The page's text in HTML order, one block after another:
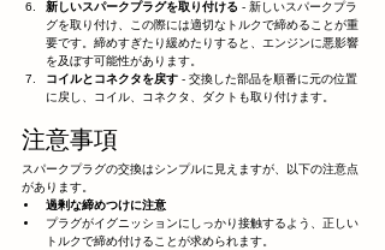
新しいスパークプラグを取り付ける - 新しいスパークプラ
グを取り付け、この際には適切なトルクで締めることが重
要です。締めすぎたり緩めたりすると、エンジンに悪影響
を及ぼす可能性があります。
コイルとコネクタを戻す - 交換した部品を順番に元の位置
に戻し、コイル、コネクタ、ダクトも取り付けます。
注意事項
スパークプラグの交換はシンプルに見えますが、以下の注意点
があります。
過剰な締めつけに注意
プラグがイグニッションにしっかり接触するよう、正しい
トルクで締め付けることが求められます。